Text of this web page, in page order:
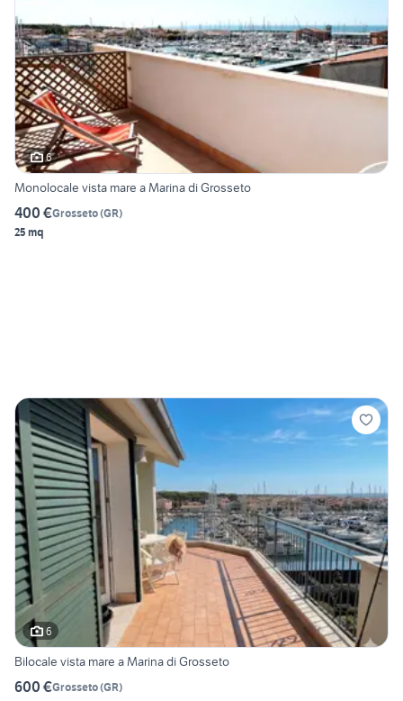
6
Monolocale vista mare a Marina di Grosseto
400 €Grosseto(GR)
25 mq
6
Bilocale vista mare a Marina di Grosseto
600 €Grosseto(GR)